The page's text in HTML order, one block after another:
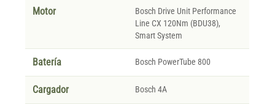
Motor
Bosch Drive Unit Performance
Line CX 120Nm (BDU38),
Smart System
Batería Bosch PowerTube 800
Cargador Bosch 4A